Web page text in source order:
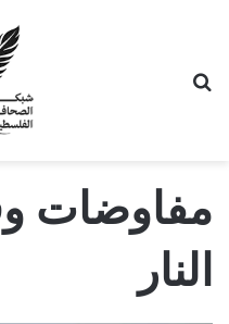
مفاوضات
النار